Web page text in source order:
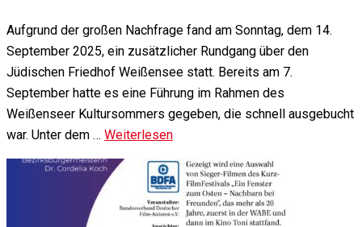
Aufgrund der großen Nachfrage fand am Sonntag, dem 14.
September 2025, ein zusätzlicher Rundgang über den
Jüdischen Friedhof Weißensee statt. Bereits am 7.
September hatte es eine Führung im Rahmen des
Weißenseer Kultursommers gegeben, die schnell ausgebucht
war. Unter dem … Weiterlesen